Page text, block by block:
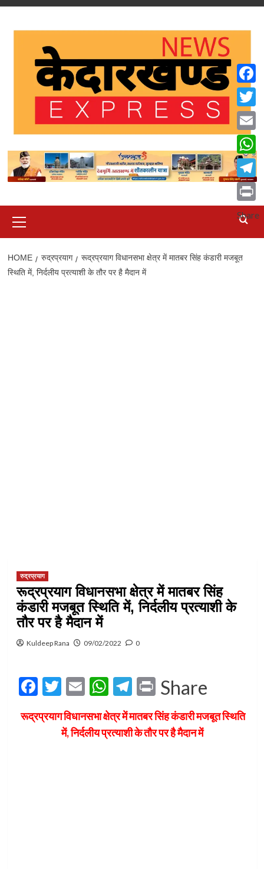
Skip
Menu
HOME रुद्रप्रयाग
रूद्रप्रयाग विधानसभा क्षेत्र में मातबर सिंह कंडारी मजबूत
स्थिति में, निर्दलीय प्रत्याशी के तौर पर है मैदान में
रुद्रप्रयाग
रूद्रप्रयाग विधानसभा क्षेत्र में मातबर सिंह
कंडारी मजबूत स्थिति में, निर्दलीय प्रत्याशी के
तौर पर है मैदान में
Kuldeep Rana 09/02/2022 0
Facebook
Twitter
EmailWhatsApp
Telegram
Print
Share
रूद्रप्रयाग विधानसभा क्षेत्र में मातबर सिंह कंडारी मजबूत स्थिति
में, निर्दलीय प्रत्याशी के तौर पर है मैदान में
Email
Print
Share